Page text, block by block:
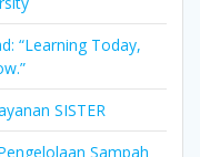
“Learning Today,
SISTER
Sampah